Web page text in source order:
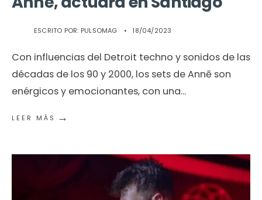
ESCRITO POR: PULSOMAG • 18/04/2023
Con influencias del Detroit techno y sonidos de las
décadas de los 90 y 2000, los sets de Annē son
enérgicos y emocionantes, con una...
LEER MÁS →